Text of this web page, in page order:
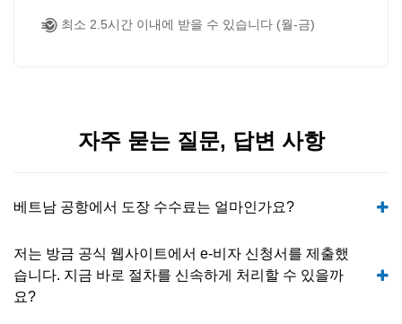
최소 2.5시간 이내에 받을 수 있습니다 (월-금)
자주 묻는 질문, 답변 사항
베트남 공항에서 도장 수수료는 얼마인가요?
저는 방금 공식 웹사이트에서 e-비자 신청서를 제출했
습니다. 지금 바로 절차를 신속하게 처리할 수 있을까
요?